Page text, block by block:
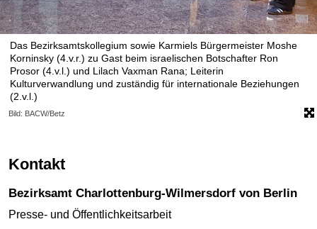
Das Bezirksamtskollegium sowie Karmiels Bürgermeister Moshe
Korninsky (4.v.r.) zu Gast beim israelischen Botschafter Ron
Prosor (4.v.l.) und Lilach Vaxman Rana; Leiterin
Kulturverwandlung und zuständig für internationale Beziehungen
(2.v.l.)
Bild: BACW/Betz
Kontakt
Bezirksamt Charlottenburg-Wilmersdorf von Berlin
Presse- und Öffentlichkeitsarbeit